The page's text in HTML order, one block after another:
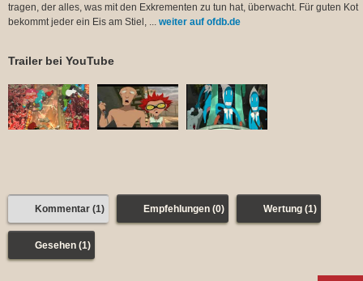
tragen, der alles, was mit den Exkrementen zu tun hat, überwacht. Für guten Kot
bekommt jeder ein Eis am Stiel, ... weiter auf ofdb.de
Trailer bei YouTube
Kommentar (1) Empfehlungen (0) Wertung (1)
Gesehen (1)